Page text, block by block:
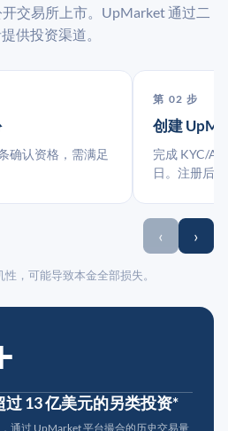
交易所上市。UpMarket 通过二
供投资渠道。
确认资格，需满足
第 02 步
创建
完成 KYC/
日。注册后
‹ ›
，可能导致本金全部损失。
13 亿美元的另类投资*
通过 UpMarket 平台撮合的历史交易量